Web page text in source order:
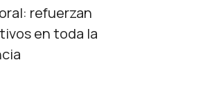
refuerzan
en toda la